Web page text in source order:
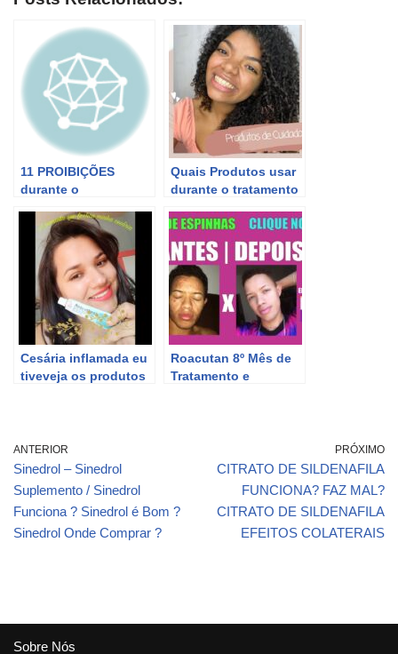
11 PROIBIÇÕES
durante o
ROACUTAN/ISOTRETI
NOÍNA | Alimentação,
cuidados e produtos
Quais Produtos usar
durante o tratamento
Cuidados com a pele
com acne
Cesária inflamada eu
tiveveja os produtos
Roacutan 8º Mês de
Tratamento e
ANTERIOR
Sinedrol – Sinedrol
Suplemento / Sinedrol
Funciona ? Sinedrol é Bom ?
Sinedrol Onde Comprar ?
PRÓXIMO
CITRATO DE SILDENAFILA
FUNCIONA? FAZ MAL?
CITRATO DE SILDENAFILA
EFEITOS COLATERAIS
Sobre Nós